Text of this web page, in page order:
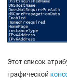
Этот список
графической